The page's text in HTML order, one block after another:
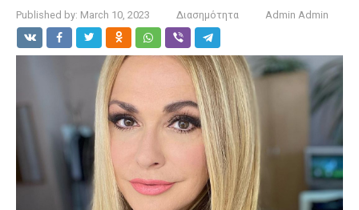
Published by: March 10, 2023 Διασημότητα Admin Admin